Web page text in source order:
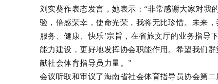
刘实葵作表态发言，她表示：“非常感谢大家对我
验，倍感荣幸，使命光荣，我将无比珍惜。未来
服务、健康、快乐’宗旨，在省旅文厅的业务指导
能力建设，更好地发挥协会职能作用。希望我们
献社会体育指导员力量。”
会议听取和审议了海南省社会体育指导员协会第